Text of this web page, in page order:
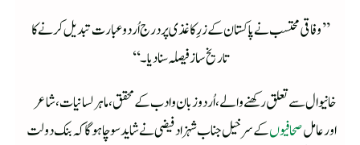
’’وفاقی محتسب نے پاکستان کے زرِ کاغذی پر درج اُردو عبارت تبدیل کرنے کا
تاریخ ساز فیصلہ سنادیا۔‘‘
خانیوال سے تعلق رکھنے والے، اُردو زبان و ادب کے محقق، ماہر لسانیات، شاعر
اور عاملصحافیوںکے سرخیل جناب شہزاد فیضی نے شاید سوچا ہوگا کہ بنک دولت